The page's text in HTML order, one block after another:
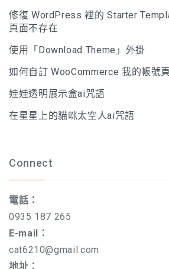
修復 WordPress 裡的 Starter
頁面不存在
使用「Download Theme」外掛
如何自訂 WooCommerce 我的帳號
娃娃透明展示盒ai咒語
在星星上的貓咪太空人ai咒語
Connect
電話：
0935 187 265
E-mail：
cat6210@gmail.com
地址：